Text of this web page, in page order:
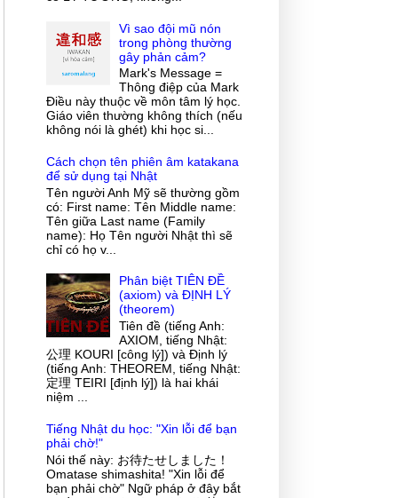
Vì sao đội mũ nón
trong phòng thường
gây phản cảm?
Mark's Message =
Thông điệp của Mark
Điều này thuộc về môn tâm lý học.
Giáo viên thường không thích (nếu
không nói là ghét) khi học si...
Cách chọn tên phiên âm katakana
để sử dụng tại Nhật
Tên người Anh Mỹ sẽ thường gồm
có: First name: Tên Middle name:
Tên giữa Last name (Family
name): Họ Tên người Nhật thì sẽ
chỉ có họ v...
Phân biệt TIÊN ĐỀ
(axiom) và ĐỊNH LÝ
(theorem)
Tiên đề (tiếng Anh:
AXIOM, tiếng Nhật:
公理 KOURI [công lý]) và Định lý
(tiếng Anh: THEOREM, tiếng Nhật:
定理 TEIRI [định lý]) là hai khái
niệm ...
Tiếng Nhật du học: "Xin lỗi để bạn
phải chờ!"
Nói thế này: お待たせしました！
Omatase shimashita! "Xin lỗi để
bạn phải chờ" Ngữ pháp ở đây bắt